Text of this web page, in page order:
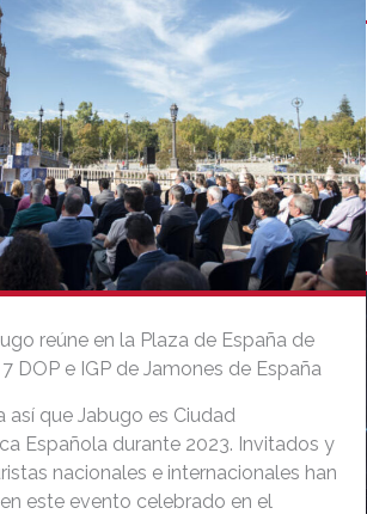
reúne en la Plaza de España de
DOP e IGP de Jamones de España
así que Jabugo es Ciudad
Española durante 2023. Invitados y
nacionales e internacionales han
este evento celebrado en el